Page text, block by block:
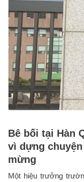
Bê bối tại Hàn
vì dựng
mừng
Một hiệu trưởng